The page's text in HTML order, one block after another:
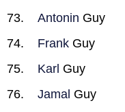
Antonin Guy
Frank Guy
Karl Guy
Jamal Guy